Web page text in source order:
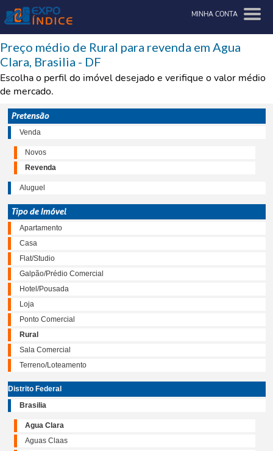
MINHA CONTA
Preço médio de Rural para revenda em Agua
Clara, Brasilia - DF
Escolha o perfil do imóvel desejado e verifique o valor médio
de mercado.
Pretensão
Venda
Novos
Revenda
Aluguel
Tipo de Imóvel
Apartamento
Casa
Flat/Studio
Galpão/Prédio Comercial
Hotel/Pousada
Loja
Ponto Comercial
Rural
Sala Comercial
Terreno/Loteamento
Distrito Federal
Brasilia
Agua Clara
Aguas Claas